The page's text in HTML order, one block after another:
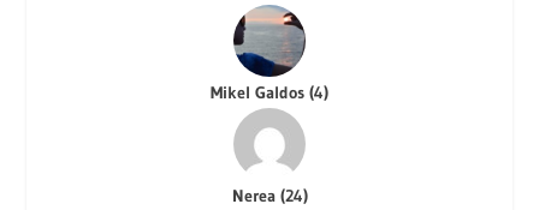
Mikel Galdos (4)
Nerea (24)